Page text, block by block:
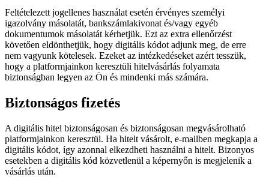
Feltételezett jogellenes használat esetén érvényes személyi
igazolvány másolatát, bankszámlakivonat és/vagy egyéb
dokumentumok másolatát kérhetjük. Ezt az extra ellenőrzést
követően eldönthetjük, hogy digitális kódot adjunk meg, de erre
nem vagyunk kötelesek. Ezeket az intézkedéseket azért tesszük,
hogy a platformjainkon keresztüli hitelvásárlás folyamata
biztonságban legyen az Ön és mindenki más számára.
Biztonságos fizetés
A digitális hitel biztonságosan és biztonságosan megvásárolható
platformjainkon keresztül. Ha hitelt vásárolt, e-mailben megkapja a
digitális kódot, így azonnal elkezdheti használni a hitelt. Bizonyos
esetekben a digitális kód közvetlenül a képernyőn is megjelenik a
vásárlás után.